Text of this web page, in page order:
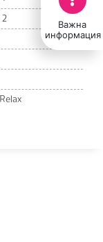
Важна
информация
2